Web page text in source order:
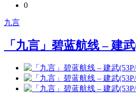
0
九言
「九言」碧蓝航线 – 建